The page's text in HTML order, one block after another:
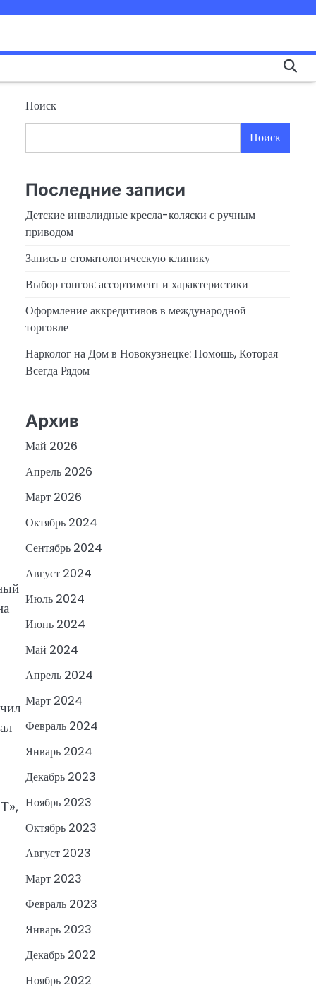
Поиск
Поиск
Последние записи
Детские инвалидные кресла-коляски с ручным
приводом
Запись в стоматологическую клинику
Выбор гонгов: ассортимент и характеристики
Оформление аккредитивов в международной
торговле
Нарколог на Дом в Новокузнецке: Помощь, Которая
Всегда Рядом
Архив
Май 2026
Апрель 2026
Март 2026
Октябрь 2024
Сентябрь 2024
Август 2024
Июль 2024
Июнь 2024
Май 2024
Апрель 2024
Март 2024
Февраль 2024
Январь 2024
Декабрь 2023
Ноябрь 2023
Октябрь 2023
Август 2023
Март 2023
Февраль 2023
Январь 2023
Декабрь 2022
Ноябрь 2022